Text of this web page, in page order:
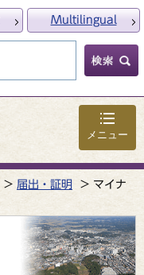
メニュー
Multilingual
届出・証明
マイナ